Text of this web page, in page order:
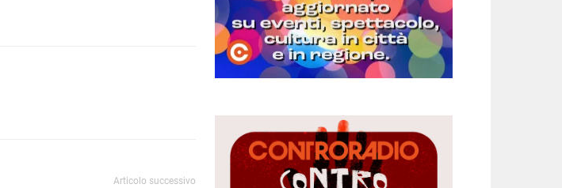
Articolo successivo